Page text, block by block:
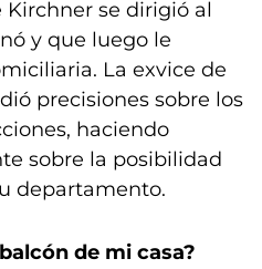
Kirchner se dirigió al
y que luego le
La exvice de
precisiones sobre los
haciendo
sobre la posibilidad
departamento.
de mi casa?